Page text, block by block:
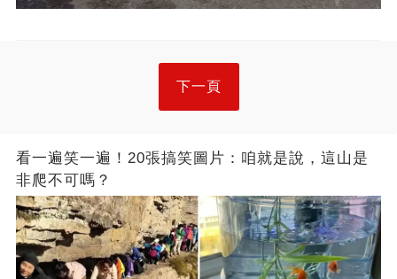
下一頁
看一遍笑一遍！20張搞笑圖片：咱就是說，這山是
非爬不可嗎？